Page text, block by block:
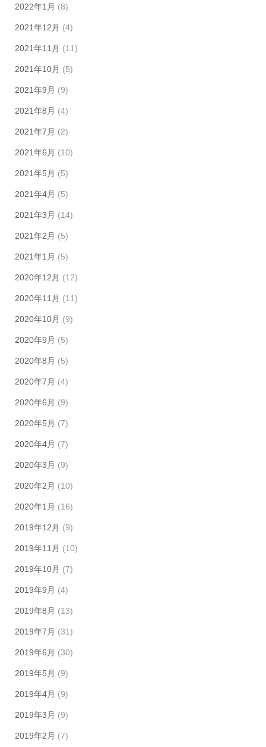
2022年1月 (8)
2021年12月 (4)
2021年11月 (11)
2021年10月 (5)
2021年9月 (9)
2021年8月 (4)
2021年7月 (2)
2021年6月 (10)
2021年5月 (5)
2021年4月 (5)
2021年3月 (14)
2021年2月 (5)
2021年1月 (5)
2020年12月 (12)
2020年11月 (11)
2020年10月 (9)
2020年9月 (5)
2020年8月 (5)
2020年7月 (4)
2020年6月 (9)
2020年5月 (7)
2020年4月 (7)
2020年3月 (9)
2020年2月 (10)
2020年1月 (16)
2019年12月 (9)
2019年11月 (10)
2019年10月 (7)
2019年9月 (4)
2019年8月 (13)
2019年7月 (31)
2019年6月 (30)
2019年5月 (9)
2019年4月 (9)
2019年3月 (9)
2019年2月 (7)